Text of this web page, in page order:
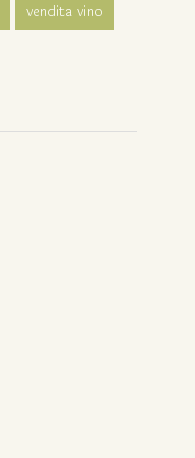
vendita vino